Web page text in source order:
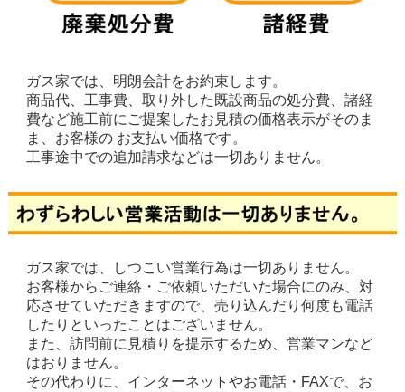
ガス家では、明朗会計をお約束します。
商品代、工事費、取り外した既設商品の処分費、諸経
費など施工前にご提案したお見積の価格表示がそのま
ま、お客様の お支払い価格です。
工事途中での追加請求などは一切ありません。
ガス家では、しつこい営業行為は一切ありません。
お客様からご連絡・ご依頼いただいた場合にのみ、対
応させていただきますので、売り込んだり何度も電話
したりといったことはございません。
また、訪問前に見積りを提示するため、営業マンなど
はおりません。
その代わりに、インターネットやお電話・FAXで、お